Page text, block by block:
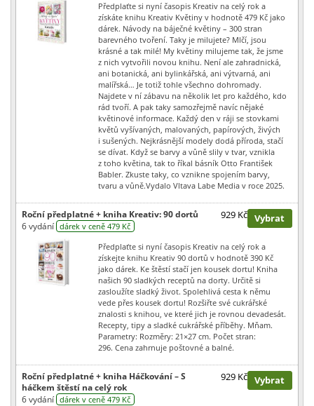
Předplaťte si nyní časopis Kreativ na celý rok a
získáte knihu Kreativ Květiny v hodnotě 479 Kč jako
dárek. Návody na báječné květiny – 300 stran
barevného tvoření. Taky je milujete? Mlčí, jsou
krásné a tak milé! My květiny milujeme tak, že jsme
z nich vytvořili novou knihu. Není ale zahradnická,
ani botanická, ani bylinkářská, ani výtvarná, ani
malířská… Je totiž tohle všechno dohromady.
Najdete v ní zábavu na několik let pro každého, kdo
rád tvoří. A pak taky samozřejmě navíc nějaké
květinové informace. Každý den v ráji se stovkami
květů vyšívaných, malovaných, papírových, živých
i sušených. Nejkrásnější modely dodá příroda, stačí
se dívat. Když se barvy a vůně slily v tvar, vznikla
z toho květina, tak to říkal básník Otto František
Babler. Zkuste taky, co vznikne spojením barvy,
tvaru a vůně.Vydalo Vltava Labe Media v roce 2025.
Roční předplatné + kniha Kreativ: 90 dortů
6 vydání dárek v ceně 479 Kč
929 Kč Vybrat
Předplaťte si nyní časopis Kreativ na celý rok a
získejte knihu Kreativ 90 dortů v hodnotě 390 Kč
jako dárek. Ke štěstí stačí jen kousek dortu! Kniha
našich 90 sladkých receptů na dorty. Určitě si
zasloužíte sladký život. Spolehlivá cesta k němu
vede přes kousek dortu! Rozšiřte své cukrářské
znalosti s knihou, ve které jich je rovnou devadesát.
Recepty, tipy a sladké cukrářské příběhy. Mňam.
Parametry: Rozměry: 21×27 cm. Počet stran:
296. Cena zahrnuje poštovné a balné.
Roční předplatné + kniha Háčkování – S
háčkem štěstí na celý rok
6 vydání dárek v ceně 479 Kč
929 Kč Vybrat